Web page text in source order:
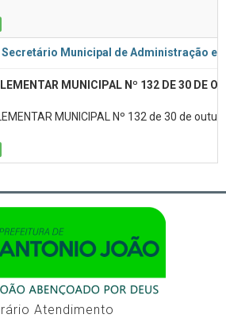
Secretário Municipal de Administração e
MUNICIPAL Nº 132 DE 30 DE
MUNICIPAL Nº 132 de 30 de
Atendimento